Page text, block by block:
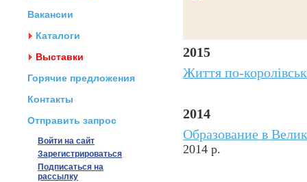
Вакансии
Каталоги
Выставки
Горячие предложения
Контакты
Отправить запрос
Войти на сайт
Зарегистрироваться
Подписаться на
рассылку
2015
Життя по-
2014
Образование в
2014 р.